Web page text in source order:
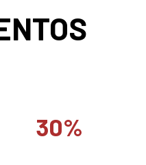
30%